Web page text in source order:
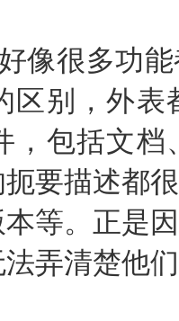
很多功能
区别，外
，包括文
要描述都
等。正是
弄清楚他